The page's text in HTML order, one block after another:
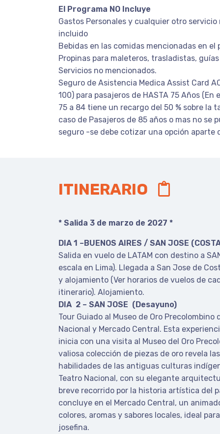
El Programa NO Incluye
Gastos Personales y cualquier otro
incluido
Bebidas en las comidas mencionadas en el
Propinas para maleteros, trasladistas,
Servicios no mencionados.
Seguro de Asistencia Medica Assist Card
100) para pasajeros de HASTA 75 Años (En
75 a 84 tiene un recargo del 50 % sobre la
caso de Pasajeros de 85 años o mas no se
seguro -se debe cotizar una opción aparte
ITINERARIO
* Salida 3 de marzo de 2027 *
DIA 1 –BUENOS AIRES / SAN JOSE
Salida en vuelo de LATAM con destino a
escala en Lima). Llegada a San Jose de
y alojamiento (Ver horarios de vuelos de
itinerario). Alojamiento.
DIA 2 – SAN JOSE (Desayuno)
Tour Guiado al Museo de Oro Precolombino
Nacional y Mercado Central. Esta
inicia con una visita al Museo del Oro
valiosa colección de piezas de oro revela
habilidades de las antiguas culturas
Teatro Nacional, con su elegante
breve recorrido por la historia artística del
concluye en el Mercado Central, un
colores, aromas y sabores locales, ideal
josefina.